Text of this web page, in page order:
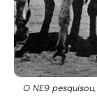
O NE9